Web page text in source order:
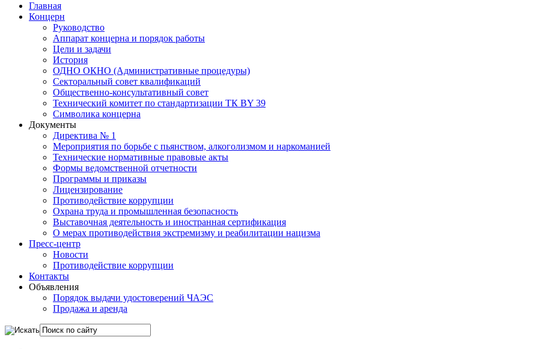
Главная
Концерн
Руководство
Аппарат концерна и порядок работы
Цели и задачи
История
ОДНО ОКНО (Административные процедуры)
Секторальный совет квалификаций
Общественно-консультативный совет
Технический комитет по стандартизации ТК BY 39
Символика концерна
Документы
Директива № 1
Мероприятия по борьбе с пьянством, алкоголизмом и наркоманией
Технические нормативные правовые акты
Формы ведомственной отчетности
Программы и приказы
Лицензирование
Противодействие коррупции
Охрана труда и промышленная безопасность
Выставочная деятельность и иностранная сертификация
О мерах противодействия экстремизму и реабилитации нацизма
Пресс-центр
Новости
Противодействие коррупции
Контакты
Объявления
Порядок выдачи удостоверений ЧАЭС
Продажа и аренда